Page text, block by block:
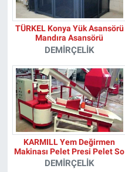
TÜRKEL Konya Yük Asansörü
Mandıra Asansörü
DEMIRÇELIK
KARMILL Yem Değirmen
Makinası Pelet Presi Pelet So
DEMIRÇELIK